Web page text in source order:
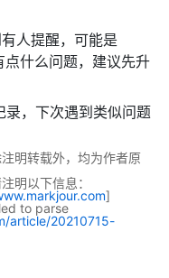
人提醒，可能是
什么问题，建议先升
录，下次遇到类似问题
明转载外，均为作者原
明以下信息：
]
to parse
article/20210715-